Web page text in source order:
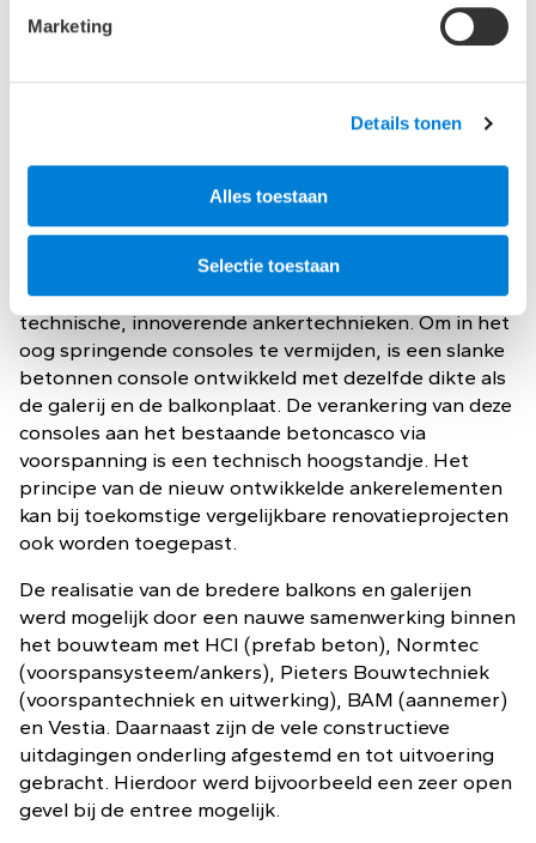
Marketing
Details tonen
Alles toestaan
Selectie toestaan
Een van de grootste uitdagingen in dit project was
bredere balkons en galerijen aan het betoncasco.
Gekozen is, ondanks het grote gewicht, voor
prefabbeton. Hierbij is gebruik gemaakt van zeer
technische, innoverende ankertechnieken. Om in het
oog springende consoles te vermijden, is een slanke
betonnen console ontwikkeld met dezelfde dikte als
de galerij en de balkonplaat. De verankering van deze
consoles aan het bestaande betoncasco via
voorspanning is een technisch hoogstandje. Het
principe van de nieuw ontwikkelde ankerelementen
kan bij toekomstige vergelijkbare renovatieprojecten
ook worden toegepast.
De realisatie van de bredere balkons en galerijen
werd mogelijk door een nauwe samenwerking binnen
het bouwteam met HCI (prefab beton), Normtec
(voorspansysteem/ankers), Pieters Bouwtechniek
(voorspantechniek en uitwerking), BAM (aannemer)
en Vestia. Daarnaast zijn de vele constructieve
uitdagingen onderling afgestemd en tot uitvoering
gebracht. Hierdoor werd bijvoorbeeld een zeer open
gevel bij de entree mogelijk.